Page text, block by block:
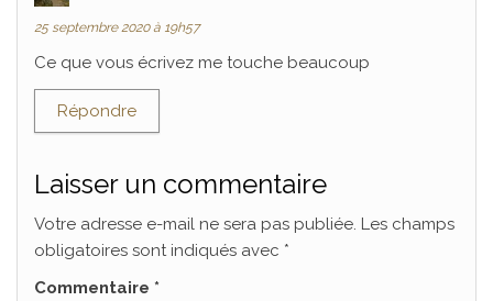
25 septembre 2020 à 19h57
Ce que vous écrivez me touche beaucoup
Répondre
Laisser un commentaire
Votre adresse e-mail ne sera pas publiée. Les champs
obligatoires sont indiqués avec *
Commentaire *